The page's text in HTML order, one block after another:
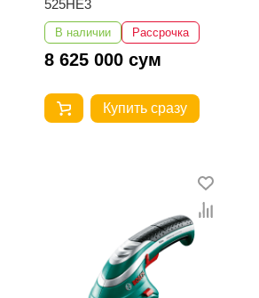
525HE3
В наличии Рассрочка
8 625 000 сум
Купить сразу